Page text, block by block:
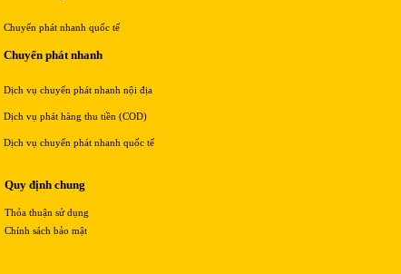
Chuyển phát nhanh quốc tế
Chuyển phát nhanh
Dịch vụ chuyển phát nhanh nội địa
Dịch vụ phát hàng thu tiền (COD)
Dịch vụ chuyển phát nhanh quốc tế
Quy định chung
Thỏa thuận sử dụng
Chính sách bảo mật